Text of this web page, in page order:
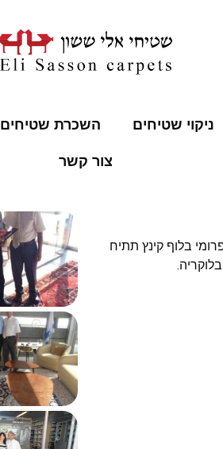
ניקוי שטיחים השכרת שטיחים
צור קשר
בלוף קינץ תתיח